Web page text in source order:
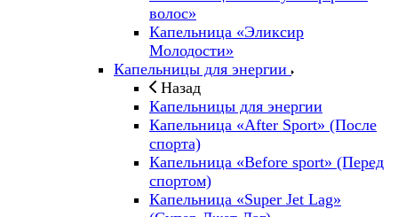
волос»
Капельница «Эликсир
Молодости»
Капельницы для энергии
Назад
Капельницы для энергии
Капельница «After Sport» (После
спорта)
Капельница «Before sport» (Перед
спортом)
Капельница «Super Jet Lag»